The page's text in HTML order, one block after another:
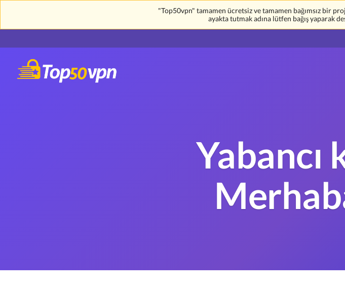
"Top50vpn" tamamen ücretsiz ve tamamen bağımsız bir
ayakta tutmak adına lütfen bağış yaparak
Yabancı